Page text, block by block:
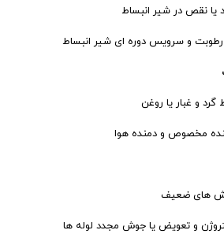
یا نقص در شیر انبساط
و سرویس دوره ای شیر انبساط
و غبار یا روغن
مخصوص و دمنده هوا
های ضعیف
و تعویض یا جوش مجدد لوله ها